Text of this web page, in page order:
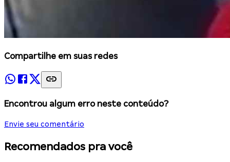
Compartilhe em suas redes
Encontrou algum erro neste conteúdo?
Envie seu comentário
Recomendados pra você